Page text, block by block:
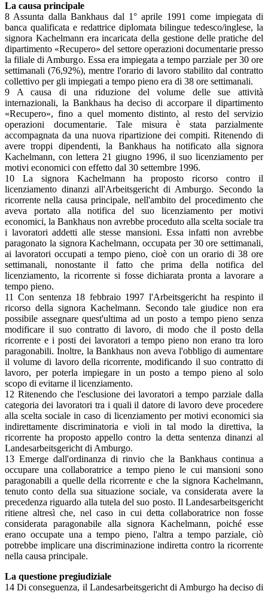
La causa principale
8 Assunta dalla Bankhaus dal 1° aprile 1991 come impiegata di
banca qualificata e redattrice diplomata bilingue tedesco/inglese, la
signora Kachelmann era incaricata della gestione delle pratiche del
dipartimento «Recupero» del settore operazioni documentarie presso
la filiale di Amburgo. Essa era impiegata a tempo parziale per 30 ore
settimanali (76,92%), mentre l'orario di lavoro stabilito dal contratto
collettivo per gli impiegati a tempo pieno era di 38 ore settimanali.
9 A causa di una riduzione del volume delle sue attività
internazionali, la Bankhaus ha deciso di accorpare il dipartimento
«Recupero», fino a quel momento distinto, al resto del servizio
operazioni documentarie. Tale misura è stata parzialmente
accompagnata da una nuova ripartizione dei compiti. Ritenendo di
avere troppi dipendenti, la Bankhaus ha notificato alla signora
Kachelmann, con lettera 21 giugno 1996, il suo licenziamento per
motivi economici con effetto dal 30 settembre 1996.
10 La signora Kachelmann ha proposto ricorso contro il
licenziamento dinanzi all'Arbeitsgericht di Amburgo. Secondo la
ricorrente nella causa principale, nell'ambito del procedimento che
aveva portato alla notifica del suo licenziamento per motivi
economici, la Bankhaus non avrebbe proceduto alla scelta sociale tra
i lavoratori addetti alle stesse mansioni. Essa infatti non avrebbe
paragonato la signora Kachelmann, occupata per 30 ore settimanali,
ai lavoratori occupati a tempo pieno, cioè con un orario di 38 ore
settimanali, nonostante il fatto che prima della notifica del
licenziamento, la ricorrente si fosse dichiarata pronta a lavorare a
tempo pieno.
11 Con sentenza 18 febbraio 1997 l'Arbeitsgericht ha respinto il
ricorso della signora Kachelmann. Secondo tale giudice non era
possibile assegnare quest'ultima ad un posto a tempo pieno senza
modificare il suo contratto di lavoro, di modo che il posto della
ricorrente e i posti dei lavoratori a tempo pieno non erano tra loro
paragonabili. Inoltre, la Bankhaus non aveva l'obbligo di aumentare
il volume di lavoro della ricorrente, modificando il suo contratto di
lavoro, per poterla impiegare in un posto a tempo pieno al solo
scopo di evitarne il licenziamento.
12 Ritenendo che l'esclusione dei lavoratori a tempo parziale dalla
categoria dei lavoratori tra i quali il datore di lavoro deve procedere
alla scelta sociale in caso di licenziamento per motivi economici sia
indirettamente discriminatoria e violi in tal modo la direttiva, la
ricorrente ha proposto appello contro la detta sentenza dinanzi al
Landesarbeitsgericht di Amburgo.
13 Emerge dall'ordinanza di rinvio che la Bankhaus continua a
occupare una collaboratrice a tempo pieno le cui mansioni sono
paragonabili a quelle della ricorrente e che la signora Kachelmann,
tenuto conto della sua situazione sociale, va considerata avere la
precedenza riguardo alla tutela del suo posto. Il Landesarbeitsgericht
ritiene altresì che, nel caso in cui detta collaboratrice non fosse
considerata paragonabile alla signora Kachelmann, poiché esse
erano occupate una a tempo pieno, l'altra a tempo parziale, ciò
potrebbe implicare una discriminazione indiretta contro la ricorrente
nella causa principale.
La questione pregiudiziale
14 Di conseguenza, il Landesarbeitsgericht di Amburgo ha deciso di